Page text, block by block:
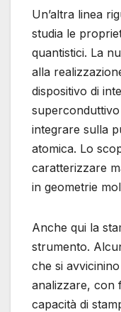
Un’altra linea
studia le
quantistici. La
alla
dispositivo di
integrare sulla
atomica. Lo
caratterizzare
in geometrie
Anche qui la
strumento.
che si
analizzare, con
capacità di